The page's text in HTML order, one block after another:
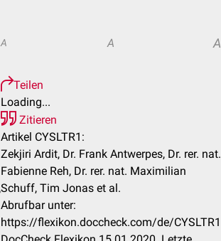
A A A
Teilen
Loading...
Zitieren
Artikel CYSLTR1:
Zekjiri Ardit, Dr. Frank Antwerpes, Dr. rer. nat.
Fabienne Reh, Dr. rer. nat. Maximilian
Schuff, Tim Jonas et al.
Abrufbar unter:
https://flexikon.doccheck.com/de/CYSLTR1